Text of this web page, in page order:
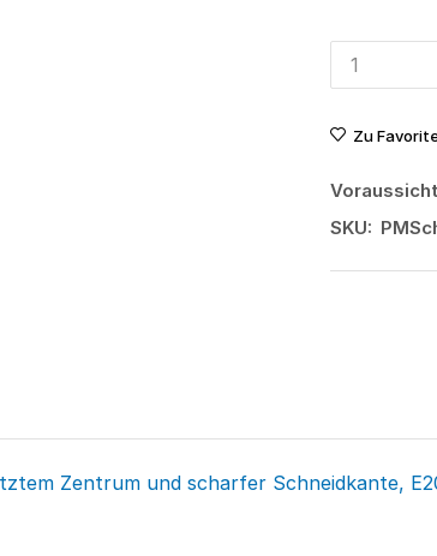
Zu
SKU:
Zentrum und scharfer Schneidkante,